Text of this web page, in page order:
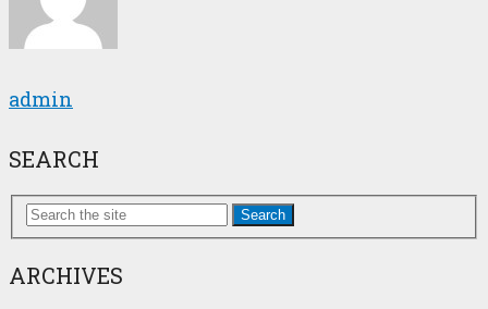
admin
SEARCH
Search
ARCHIVES